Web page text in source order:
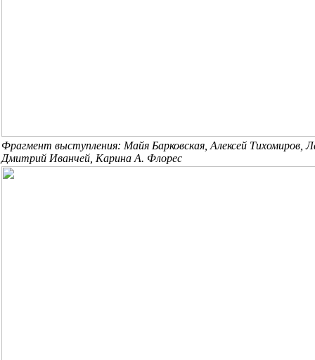
Фрагмент выступления: Майя Барковская, Алексей Тихомиров,
Дмитрий Иванчей, Карина А. Флорес